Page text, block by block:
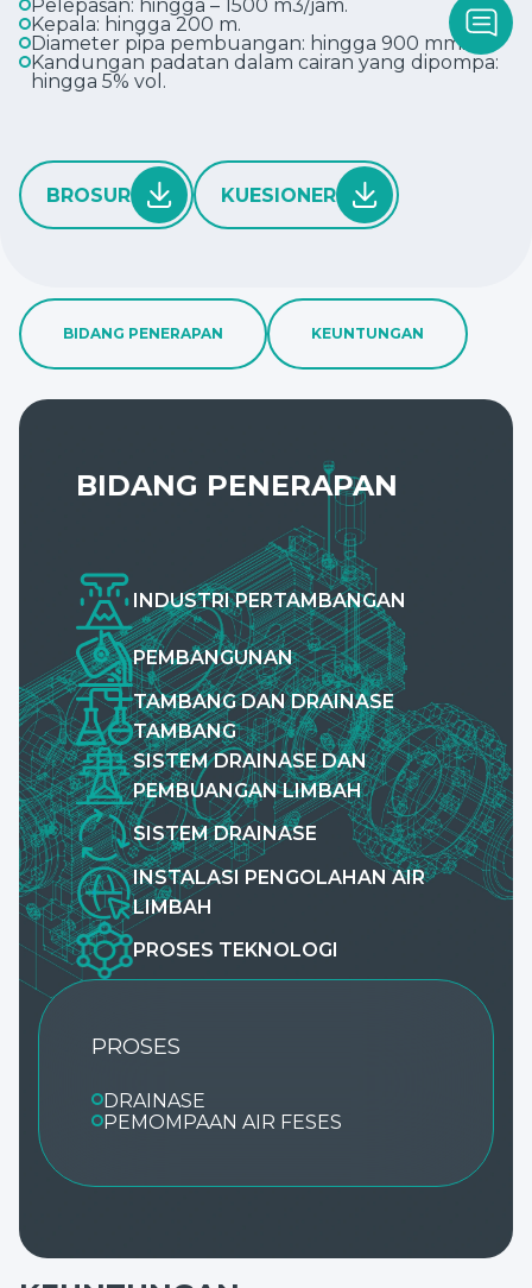
Pelepasan: hingga – 1500 m3/jam.
Kepala: hingga 200 m.
Diameter pipa pembuangan: hingga 900 mm.
Kandungan padatan dalam cairan yang dipompa:
hingga 5% vol.
BROSUR KUESIONER
BIDANG PENERAPAN KEUNTUNGAN
BIDANG PENERAPAN
INDUSTRI PERTAMBANGAN
PEMBANGUNAN
TAMBANG DAN DRAINASE
TAMBANG
SISTEM DRAINASE DAN
PEMBUANGAN LIMBAH
SISTEM DRAINASE
INSTALASI PENGOLAHAN AIR
LIMBAH
PROSES TEKNOLOGI
PROSES
DRAINASE
PEMOMPAAN AIR FESES